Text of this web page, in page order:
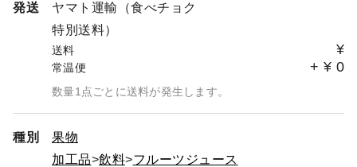
発送
ヤマト運輸（食べチョク
特別送料）
送料 ¥
常温便 + ¥ 0
数量1点ごとに送料が発生します。
種別
果物
加工品
飲料
フルーツジュース